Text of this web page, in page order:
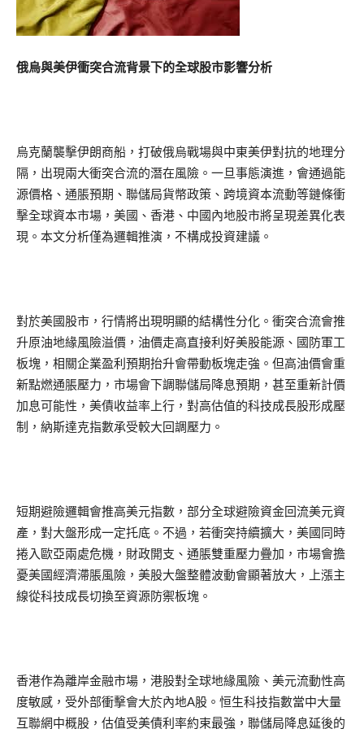
俄烏與美伊衝突合流背景下的全球股市影響分析
烏克蘭襲擊伊朗商船，打破俄烏戰場與中東美伊對抗的地理分
隔，出現兩大衝突合流的潛在風險。一旦事態演進，會通過能
源價格、通脹預期、聯儲局貨幣政策、跨境資本流動等鏈條衝
擊全球資本市場，美國、香港、中國內地股市將呈現差異化表
現。本文分析僅為邏輯推演，不構成投資建議。
對於美國股市，行情將出現明顯的結構性分化。衝突合流會推
升原油地緣風險溢價，油價走高直接利好美股能源、國防軍工
板塊，相關企業盈利預期抬升會帶動板塊走強。但高油價會重
新點燃通脹壓力，市場會下調聯儲局降息預期，甚至重新計價
加息可能性，美債收益率上行，對高估值的科技成長股形成壓
制，納斯達克指數承受較大回調壓力。
短期避險邏輯會推高美元指數，部分全球避險資金回流美元資
產，對大盤形成一定托底。不過，若衝突持續擴大，美國同時
捲入歐亞兩處危機，財政開支、通脹雙重壓力疊加，市場會擔
憂美國經濟滯脹風險，美股大盤整體波動會顯著放大，上漲主
線從科技成長切換至資源防禦板塊。
香港作為離岸金融市場，港股對全球地緣風險、美元流動性高
度敏感，受外部衝擊會大於內地A股。恒生科技指數當中大量
互聯網中概股，估值受美債利率約束最強，聯儲局降息延後的